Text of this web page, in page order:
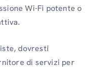
Wi-Fi potente o
dovresti
di servizi per